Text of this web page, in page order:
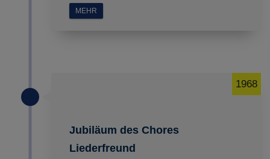
MEHR
Jubiläum des Chores
Liederfreund
1968